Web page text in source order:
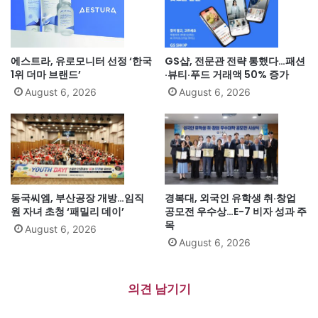
에스트라, 유로모니터 선정 ‘한국
1위 더마 브랜드’
August 6, 2026
GS샵, 전문관 전략 통했다…패션
·뷰티·푸드 거래액 50% 증가
August 6, 2026
동국씨엠, 부산공장 개방…임직
원 자녀 초청 ‘패밀리 데이’
August 6, 2026
경복대, 외국인 유학생 취·창업
공모전 우수상…E-7 비자 성과 주
목
August 6, 2026
의견 남기기